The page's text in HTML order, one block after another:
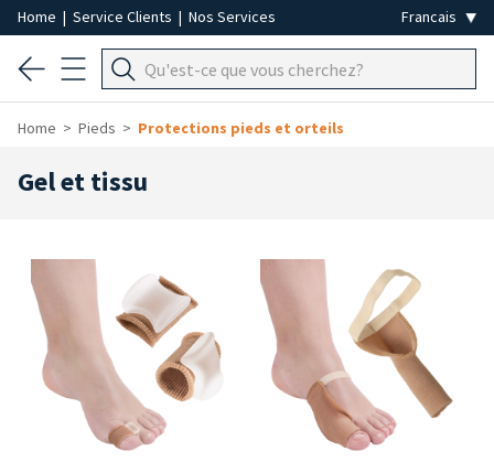
Home | Service Clients | Nos Services
Home Pieds Protections pieds et orteils
Gel et tissu